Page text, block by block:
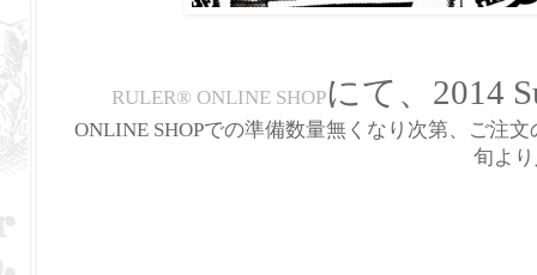
RULER® ONLINE SHOPにて、2014
ONLINE SHOPでの準備数量無くなり次第、ご注
旬よ